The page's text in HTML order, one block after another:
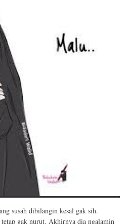
susah dibilangin kesal gak sih.
gak nurut. Akhirnya dia ngalamin